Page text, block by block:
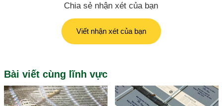
Chia sẻ nhận xét của bạn
Viết nhận xét của bạn
Bài viết cùng lĩnh vực